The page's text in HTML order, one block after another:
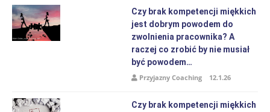
Czy brak kompetencji miękkich
jest dobrym powodem do
zwolnienia pracownika? A
raczej co zrobić by nie musiał
być powodem…
Przyjazny Coaching 12.1.26
Czy brak kompetencji miękkich